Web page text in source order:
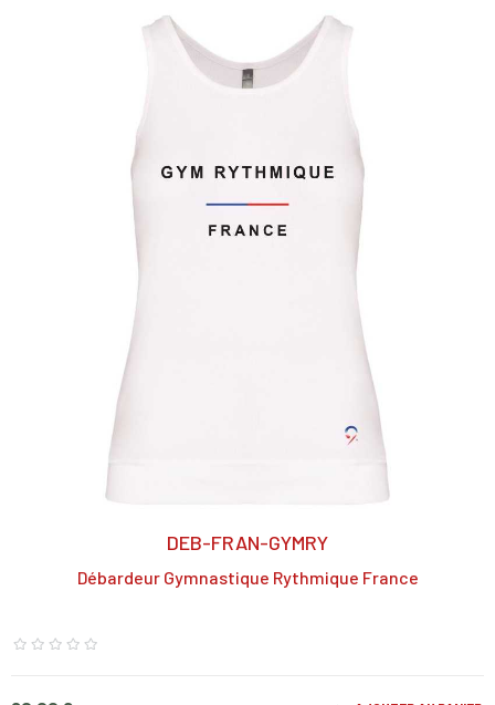
DEB-FRAN-GYMRY
Débardeur Gymnastique Rythmique France